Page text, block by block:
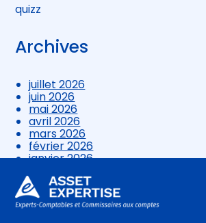
Aller
au
quizz
Archives
juillet 2026
juin 2026
mai 2026
avril 2026
mars 2026
février 2026
janvier 2026
novembre 2025
octobre 2025
septembre 2025